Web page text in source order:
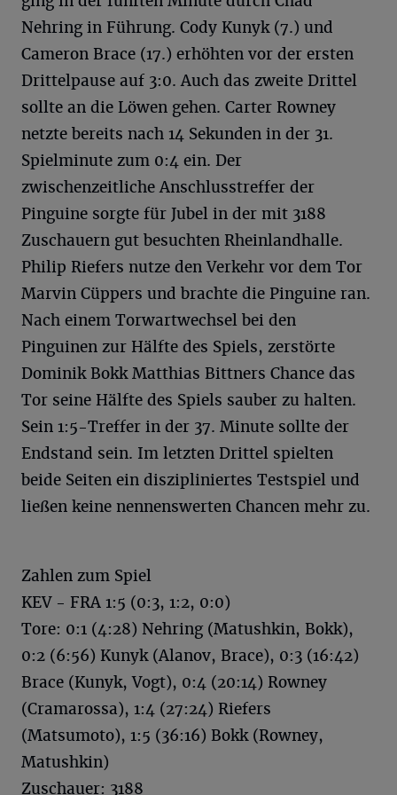
Nehring in Führung. Cody Kunyk (7.) und
Cameron Brace (17.) erhöhten vor der ersten
Drittelpause auf 3:0. Auch das zweite Drittel
sollte an die Löwen gehen. Carter Rowney
netzte bereits nach 14 Sekunden in der 31.
Spielminute zum 0:4 ein. Der
zwischenzeitliche Anschlusstreffer der
Pinguine sorgte für Jubel in der mit 3188
Zuschauern gut besuchten Rheinlandhalle.
Philip Riefers nutze den Verkehr vor dem Tor
Marvin Cüppers und brachte die Pinguine ran.
Nach einem Torwartwechsel bei den
Pinguinen zur Hälfte des Spiels, zerstörte
Dominik Bokk Matthias Bittners Chance das
Tor seine Hälfte des Spiels sauber zu halten.
Sein 1:5-Treffer in der 37. Minute sollte der
Endstand sein. Im letzten Drittel spielten
beide Seiten ein diszipliniertes Testspiel und
ließen keine nennenswerten Chancen mehr zu.
Zahlen zum Spiel
KEV - FRA 1:5 (0:3, 1:2, 0:0)
Tore: 0:1 (4:28) Nehring (Matushkin, Bokk),
0:2 (6:56) Kunyk (Alanov, Brace), 0:3 (16:42)
Brace (Kunyk, Vogt), 0:4 (20:14) Rowney
(Cramarossa), 1:4 (27:24) Riefers
(Matsumoto), 1:5 (36:16) Bokk (Rowney,
Matushkin)
Zuschauer: 3188